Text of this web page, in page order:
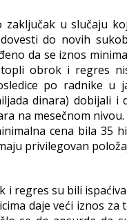
zaključak u slučaju
do novih
da se iznos
obrok i regres
po radnike
dinara) dobijali
na mesečnom
cena bila 35
privilegovan
i regres su bili
daje veći iznos